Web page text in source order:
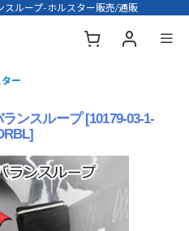
スループ-ホルスター販売/通販
ー
ンスループ [10179-03-1-
]